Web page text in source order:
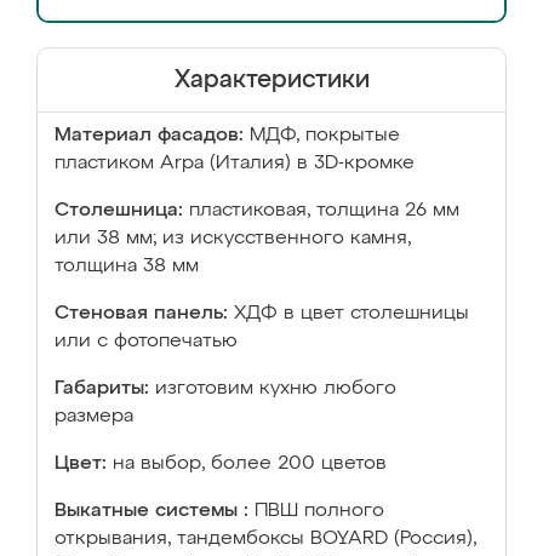
Характеристики
Материал фасадов: МДФ, покрытые
пластиком Arpa (Италия) в 3D-кромке
Столешница: пластиковая, толщина 26 мм
или 38 мм; из искусственного камня,
толщина 38 мм
Стеновая панель: ХДФ в цвет столешницы
или с фотопечатью
Габариты: изготовим кухню любого
размера
Цвет: на выбор, более 200 цветов
Выкатные системы :
ПВШ полного
открывания, тандембоксы BOYARD (Россия),